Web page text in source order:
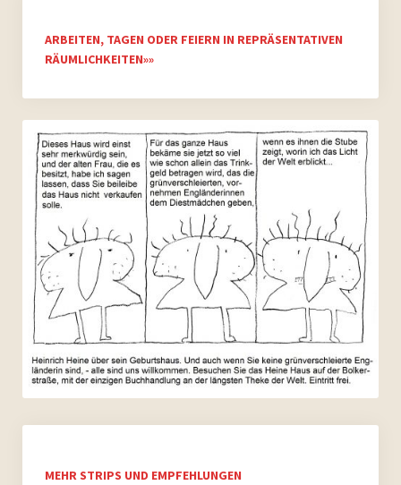
ARBEITEN, TAGEN ODER FEIERN IN REPRÄSENTATIVEN
RÄUMLICHKEITEN»»
MEHR STRIPS UND EMPFEHLUNGEN